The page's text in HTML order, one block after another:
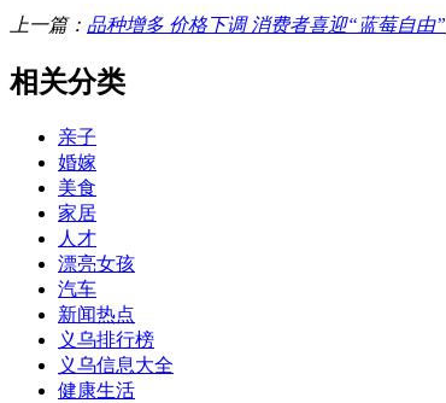
上一篇： 品种增多 价格下调 消费者喜迎“蓝莓自由”
相关分类
亲子
婚嫁
美食
家居
人才
漂亮女孩
汽车
新闻热点
义乌排行榜
义乌信息大全
健康生活